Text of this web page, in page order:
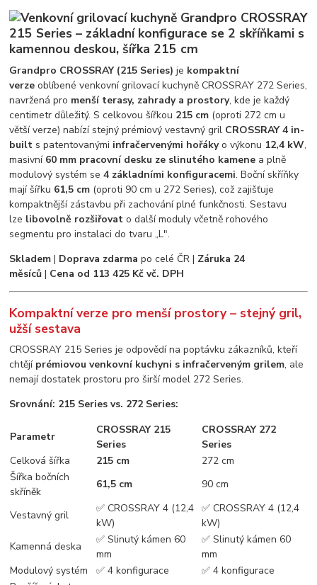
Grandpro CROSSRAY (215 Series) je kompaktní
verze oblíbené venkovní grilovací kuchyně CROSSRAY 272 Series,
navržená pro menší terasy, zahrady a prostory, kde je každý
centimetr důležitý. S celkovou šířkou 215 cm (oproti 272 cm u
větší verze) nabízí stejný prémiový vestavný gril CROSSRAY 4 in-
built s patentovanými infračervenými hořákyo výkonu 12,4 kW,
masivní 60 mm pracovní desku ze slinutého kamene a plně
modulový systém se4 základními konfiguracemi. Boční skříňky
mají šířku 61,5 cm (oproti 90 cm u 272 Series), což zajišťuje
kompaktnější zástavbu při zachování plné funkčnosti. Sestavu
lze libovolně rozšiřovat o další moduly včetně rohového
segmentu pro instalaci do tvaru „L".
Skladem | Doprava zdarma po celé ČR | Záruka 24
měsíců | Cena od 113 425 Kč vč. DPH
Kompaktní verze pro menší prostory – stejný gril,
užší sestava
CROSSRAY 215 Series je odpovědí na poptávku zákazníků, kteří
chtějí prémiovou venkovní kuchyni s infračerveným grilem, ale
nemají dostatek prostoru pro širší model 272 Series.
Srovnání: 215 Series vs. 272 Series:
Parametr
CROSSRAY 215
Series
CROSSRAY 272
Series
Celková šířka
215 cm
272 cm
Šířka bočních
skříněk
61,5 cm 90 cm
Vestavný gril
✅ CROSSRAY 4 (12,4
kW)
✅ CROSSRAY 4 (12,4
kW)
Kamenná deska
✅ Slinutý kámen 60
mm
✅ Slinutý kámen 60
mm
Modulový systém
✅ 4 konfigurace
✅ 4 konfigurace